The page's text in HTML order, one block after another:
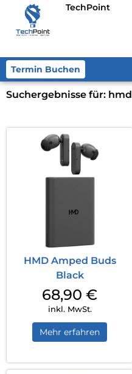
TechPoint
Termin Buchen
Suchergebnisse für: hmd
HMD Amped Buds
Black
68,90 €
inkl. MwSt.
Mehr erfahren